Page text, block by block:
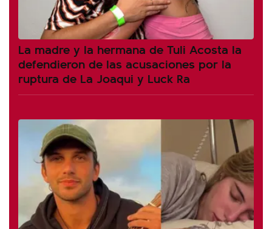
La madre y la hermana de Tuli Acosta la
defendieron de las acusaciones por la
ruptura de La Joaqui y Luck Ra